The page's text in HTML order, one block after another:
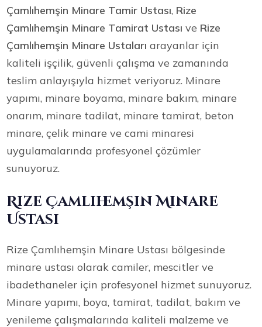
Çamlıhemşin Minare Tamir Ustası, Rize
Çamlıhemşin Minare Tamirat Ustası ve Rize
Çamlıhemşin Minare Ustaları arayanlar için
kaliteli işçilik, güvenli çalışma ve zamanında
teslim anlayışıyla hizmet veriyoruz. Minare
yapımı, minare boyama, minare bakım, minare
onarım, minare tadilat, minare tamirat, beton
minare, çelik minare ve cami minaresi
uygulamalarında profesyonel çözümler
sunuyoruz.
Rize Çamlıhemşin Minare
Ustası
Rize Çamlıhemşin Minare Ustası bölgesinde
minare ustası olarak camiler, mescitler ve
ibadethaneler için profesyonel hizmet sunuyoruz.
Minare yapımı, boya, tamirat, tadilat, bakım ve
yenileme çalışmalarında kaliteli malzeme ve